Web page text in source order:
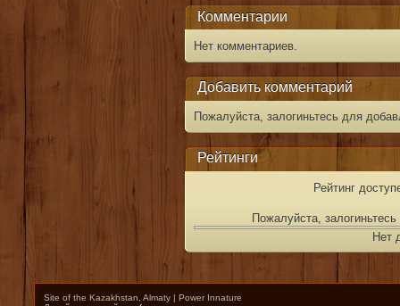
Комментарии
Нет комментариев.
Добавить комментарий
Пожалуйста, залогиньтесь для
Рейтинги
Рейтинг
Пожалуйста,
Нет
Site of the Kazakhstan, Almaty | Power Innature